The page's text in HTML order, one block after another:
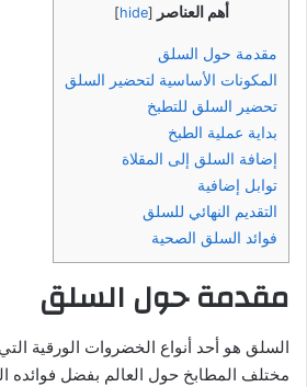
أهم العناصر [
hide
]
مقدمة حول السلق
المكونات الأساسية لتحضير السلق
تحضير السلق للتطبخ
بداية عملية الطبخ
إضافة السلق إلى المقلاة
توابل إضافية
التقديم النهائي للسلق
فوائد السلق الصحية
مقدمة حول السلق
السلق هو أحد أنواع الخضروات الورقية
مختلف المطابخ حول العالم بفضل فوائده